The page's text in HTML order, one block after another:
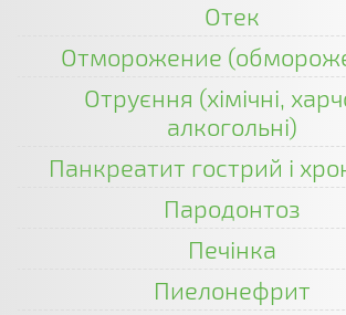
Отек
Отморожение
Отруєння (хімічні,
алкогольні)
Панкреатит гострий і
Пародонтоз
Печінка
Пиелонефрит